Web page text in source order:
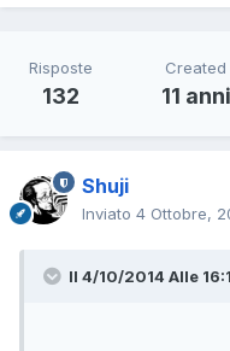
Risposte
132
Created
11 anni
Shuji
Inviato 4 Ottobre,
Il 4/10/2014 Alle